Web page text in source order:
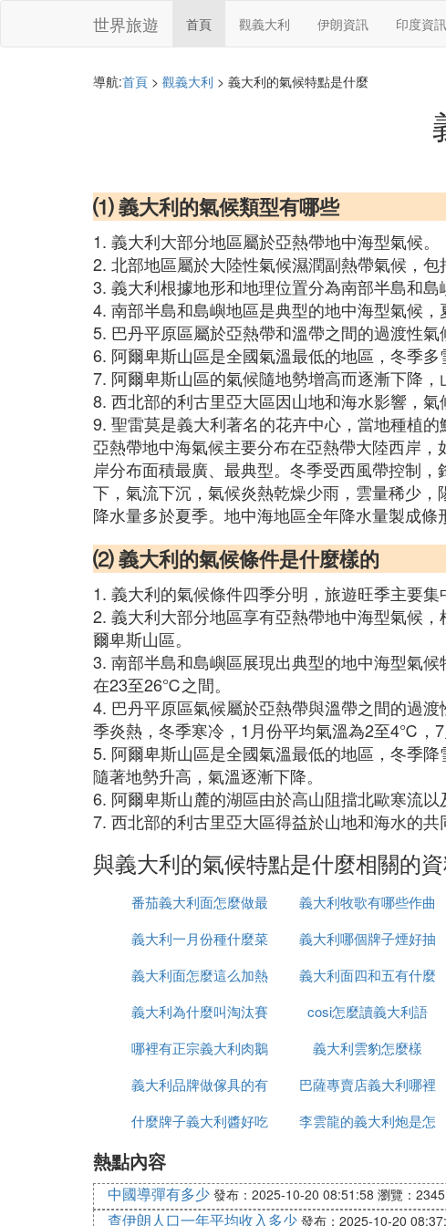
世界旅遊 首頁 觀義大利 伊朗資訊 印度資訊
導航:首頁 > 觀義大利 > 義大利的氣候特點是什麼
⑴ 義大利的氣候類型有哪些
1. 義大利大部分地區屬於亞熱帶地中海型氣候。
2. 北部地區屬於大陸性氣候濕潤副熱帶氣候，包
3. 義大利根據地形和地理位置分為南部半島和
4. 南部半島和島嶼地區是典型的地中海型氣候，
5. 巴丹平原區屬於亞熱帶和溫帶之間的過渡性氣
6. 阿爾卑斯山區是全國氣溫最低的地區，冬季多
7. 阿爾卑斯山區的氣候隨地勢增高而逐漸下降
8. 西北部的利古里亞大區因山地和海水影響，氣
9. 聖雷莫是義大利著名的花卉中心，當地種植的
亞熱帶地中海氣候主要分布在亞熱帶大陸西岸
岸分布面積最廣、最典型。冬季受西風帶控制
下，氣流下沉，氣候炎熱乾燥少雨，雲量稀少
降水量多於夏季。地中海地區全年降水量製成條
⑵ 義大利的氣候條件是什麼樣的
1. 義大利的氣候條件四季分明，旅遊旺季主要
2. 義大利大部分地區享有亞熱帶地中海型氣候
爾卑斯山區。
3. 南部半島和島嶼區展現出典型的地中海型氣
在23至26℃之間。
4. 巴丹平原區氣候屬於亞熱帶與溫帶之間的過
季炎熱，冬季寒冷，1月份平均氣溫為2至4℃，
5. 阿爾卑斯山區是全國氣溫最低的地區，冬季
隨著地勢升高，氣溫逐漸下降。
6. 阿爾卑斯山麓的湖區由於高山阻擋北歐寒流以
7. 西北部的利古里亞大區得益於山地和海水的共
與義大利的氣候特點是什麼相關的
番茄義大利面怎麼做最
簡單還好吃
義大利牧歌有哪些作曲
大家
義大利一月份種什麼菜 義大利哪個牌子煙好抽
義大利面怎麼這么加熱
義大利面四和五有什麼
區別
義大利為什麼叫淘汰賽
之王
cosi怎麼讀義大利語
哪裡有正宗義大利肉鵝
苗出售嗎
義大利雲豹怎麼樣
義大利品牌做傢具的有
哪些品牌
巴薩專賣店義大利哪裡
有
什麼牌子義大利醬好吃
李雲龍的義大利炮是怎
熱點內容
中國導彈有多少 發布：2025-10-20 08:51:58 瀏覽：2345
查伊朗人口一年平均收入多少 發布：2025-10-20